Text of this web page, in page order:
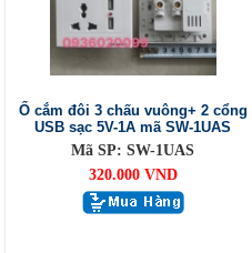
Ổ cắm đôi 3 chấu vuông+ 2 cổng
USB sạc 5V-1A mã SW-1UAS
Mã SP: SW-1UAS
320.000 VND